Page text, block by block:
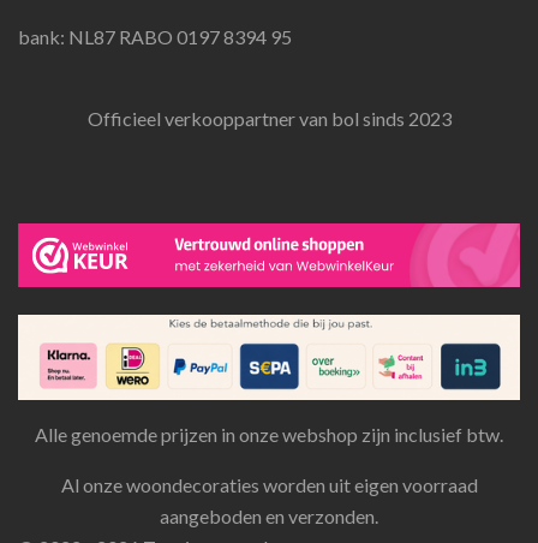
bank: NL87 RABO 0197 8394 95
Officieel verkooppartner van bol sinds 2023
Alle genoemde prijzen in onze webshop zijn inclusief btw.
Al onze woondecoraties worden uit eigen voorraad
aangeboden en verzonden.